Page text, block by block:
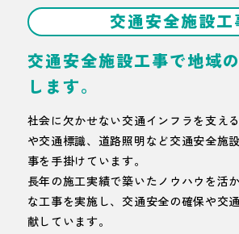
交通安全施設工
交通安全施設工事で地域
します。
社会に欠かせない交通インフラを支え
や交通標識、道路照明など交通安全施
事を手掛けています。
長年の施工実績で築いたノウハウを活
な工事を実施し、交通安全の確保や交
献しています。